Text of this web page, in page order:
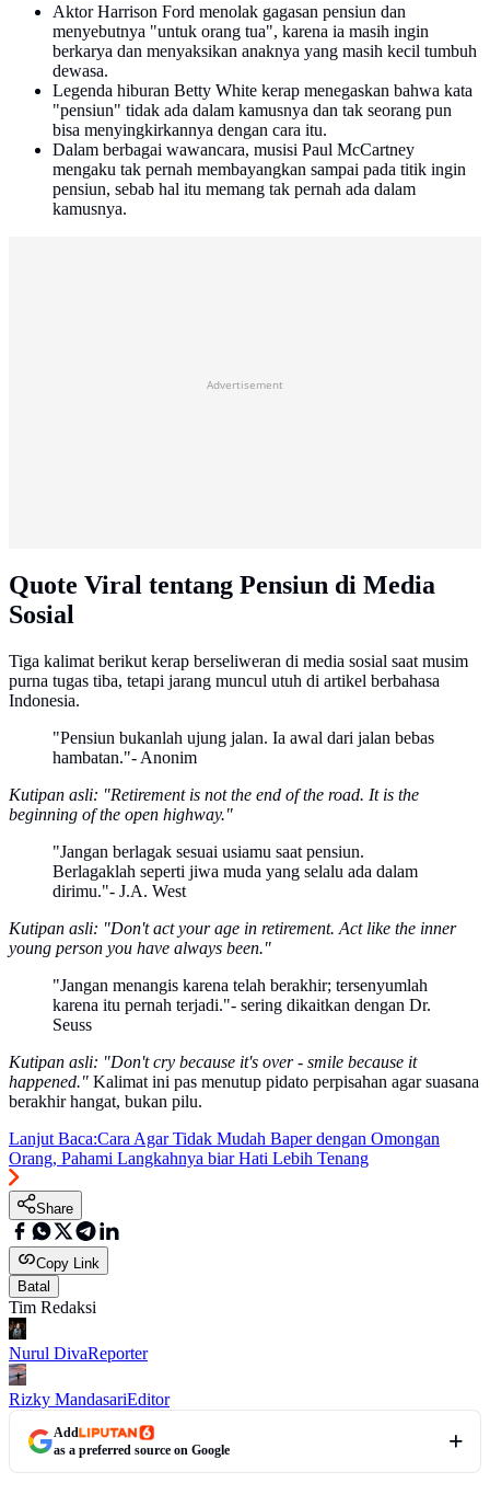
Aktor Harrison Ford menolak gagasan pensiun dan
menyebutnya "untuk orang tua", karena ia masih ingin
berkarya dan menyaksikan anaknya yang masih kecil tumbuh
dewasa.
Legenda hiburan Betty White kerap menegaskan bahwa kata
"pensiun" tidak ada dalam kamusnya dan tak seorang pun
bisa menyingkirkannya dengan cara itu.
Dalam berbagai wawancara, musisi Paul McCartney
mengaku tak pernah membayangkan sampai pada titik ingin
pensiun, sebab hal itu memang tak pernah ada dalam
kamusnya.
Advertisement
Quote Viral tentang Pensiun di Media
Sosial
Tiga kalimat berikut kerap berseliweran di media sosial saat musim
purna tugas tiba, tetapi jarang muncul utuh di artikel berbahasa
Indonesia.
"Pensiun bukanlah ujung jalan. Ia awal dari jalan bebas
hambatan."- Anonim
Kutipan asli: "Retirement is not the end of the road. It is the
beginning of the open highway."
"Jangan berlagak sesuai usiamu saat pensiun.
Berlagaklah seperti jiwa muda yang selalu ada dalam
dirimu."- J.A. West
Kutipan asli: "Don't act your age in retirement. Act like the inner
young person you have always been."
"Jangan menangis karena telah berakhir; tersenyumlah
karena itu pernah terjadi."- sering dikaitkan dengan Dr.
Seuss
Kutipan asli: "Don't cry because it's over - smile because it
happened." Kalimat ini pas menutup pidato perpisahan agar suasana
berakhir hangat, bukan pilu.
Lanjut Baca:Cara Agar Tidak Mudah Baper dengan Omongan
Orang, Pahami Langkahnya biar Hati Lebih Tenang
Share
Copy Link
Batal
Tim Redaksi
Nurul DivaReporter
Rizky MandasariEditor
Add
as a preferred source on Google